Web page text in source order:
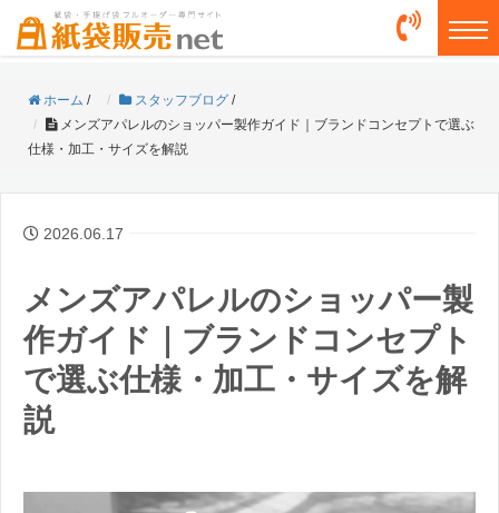
ホーム / スタッフブログ /
メンズアパレルのショッパー製作ガイド｜ブランドコンセプトで選ぶ
仕様・加工・サイズを解説
2026.06.17
メンズアパレルのショッパー製
作ガイド｜ブランドコンセプト
で選ぶ仕様・加工・サイズを解
説